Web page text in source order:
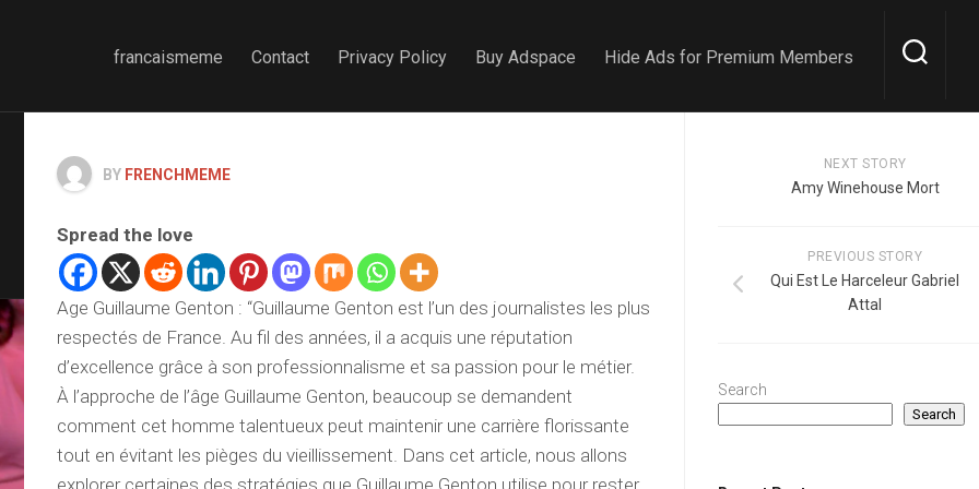
francaismeme Contact Privacy Policy Buy Adspace Hide Ads for Premium Members
BY FRENCHMEME
Spread the love
Age Guillaume Genton : “Guillaume Genton est l’un des journalistes les plus
respectés de France. Au fil des années, il a acquis une réputation
d’excellence grâce à son professionnalisme et sa passion pour le métier.
À l’approche de l’âge Guillaume Genton, beaucoup se demandent
comment cet homme talentueux peut maintenir une carrière florissante
tout en évitant les pièges du vieillissement. Dans cet article, nous allons
explorer certaines des stratégies que Guillaume Genton utilise pour rester
NEXT STORY
Amy Winehouse Mort
PREVIOUS STORY
Qui Est Le Harceleur Gabriel
Attal
Search
Search